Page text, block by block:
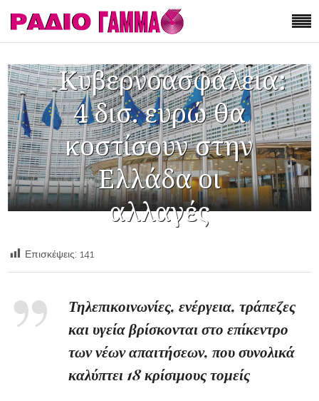
Κυβερνοασφάλεια:
4 δισ. ευρώ θα
κοστίσουν στην
Ελλάδα οι
αλλαγές
Επισκέψεις: 141
Τηλεπικοινωνίες, ενέργεια, τράπεζες
και υγεία βρίσκονται στο επίκεντρο
των νέων απαιτήσεων, που συνολικά
καλύπτει 18 κρίσιμους τομείς